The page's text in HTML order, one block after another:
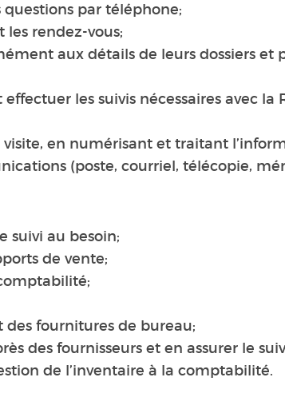
par téléphone;
les rendez-vous;
aux détails de leurs dossiers et
les suivis nécessaires avec la
en numérisant et traitant
(poste, courriel, télécopie,
suivi au besoin;
de vente;
des fournitures de bureau;
des fournisseurs et en assurer le
de l’inventaire à la comptabilité.